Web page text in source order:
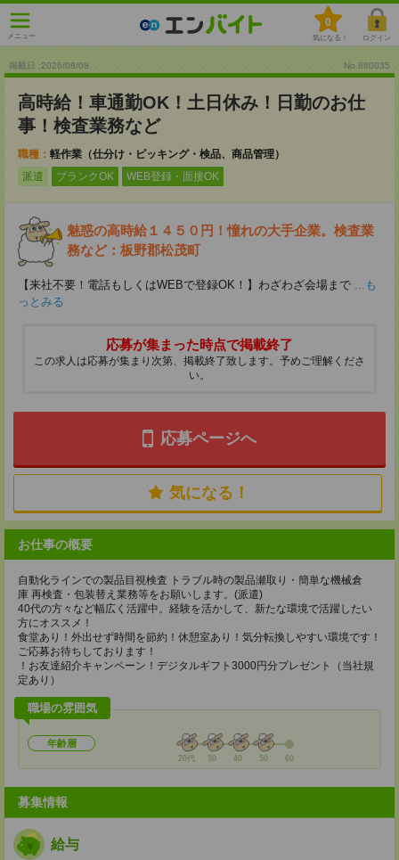
メニュー
0
気になる！ ログイン
掲載日 :2026/08/08 No.880035
高時給！車通勤OK！土日休み！日勤のお仕
事！検査業務など
職種： 軽作業（仕分け・ピッキング・検品、商品管理）
派遣
ブランクOK WEB登録・面接OK
魅惑の高時給１４５０円！憧れの大手企業。検査業
務など：板野郡松茂町
【来社不要！電話もしくはWEBで登録OK！】わざわざ会場まで ...も
っとみる
応募が集まった時点で掲載終了
この求人は応募が集まり次第、掲載終了致します。予めご理解くださ
い。
応募ページへ
気になる！
お仕事の概要
自動化ラインでの製品目視検査 トラブル時の製品瀬取り・簡単な機械倉
庫 再検査・包装替え業務等をお願いします。(派遣)
40代の方々など幅広く活躍中。経験を活かして、新たな環境で活躍したい
方にオススメ！
食堂あり！外出せず時間を節約！休憩室あり！気分転換しやすい環境です！
ご応募お待ちしております！
！お友達紹介キャンペーン！デジタルギフト3000円分プレゼント（当社規
定あり）
職場の雰囲気
年齢層
20代 30 40 50 60
募集情報
給与